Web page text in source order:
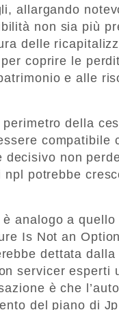
allargando
non sia più
delle
coprire le
e alle
della
compatibile
decisivo non
potrebbe
analogo a
Is Not an
dettata
servicer
è che
del piano di